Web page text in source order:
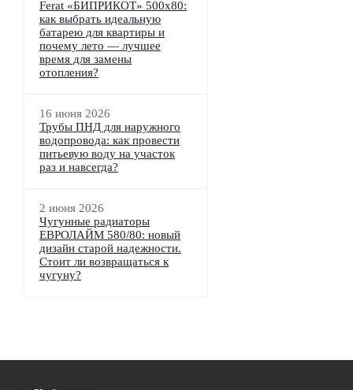
Ferat «БИПРИКОТ» 500x80:
как выбрать идеальную
батарею для квартиры и
почему лето — лучшее
время для замены
отопления?
16 июня 2026
Трубы ПНД для наружного
водопровода: как провести
питьевую воду на участок
раз и навсегда?
2 июня 2026
Чугунные радиаторы
ЕВРОЛАЙМ 580/80: новый
дизайн старой надежности.
Стоит ли возвращаться к
чугуну?